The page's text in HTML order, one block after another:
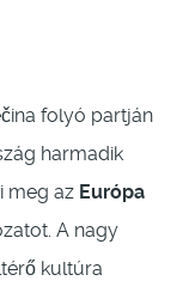
folyó partján
harmadik
meg az Európa
A nagy
kultúra